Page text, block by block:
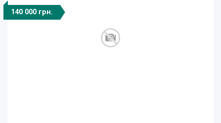
140 000 грн.